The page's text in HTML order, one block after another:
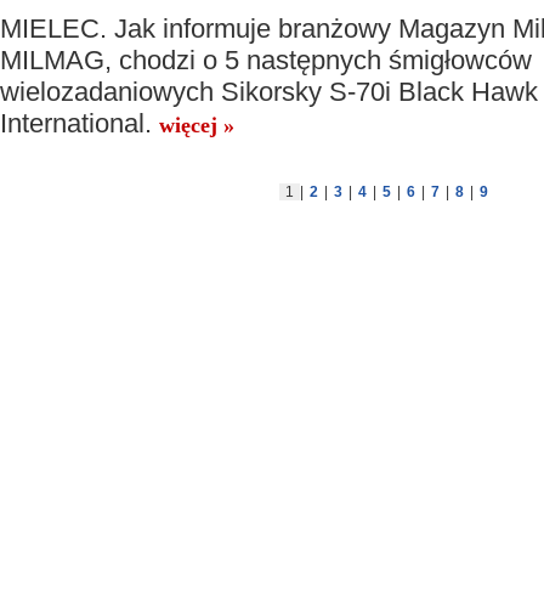
MIELEC. Jak informuje branżowy Magazyn
MILMAG, chodzi o 5 następnych śmigłowców
wielozadaniowych Sikorsky S-70i Black Hawk
International. więcej »
1 2 3 4 5 6 7 8 9